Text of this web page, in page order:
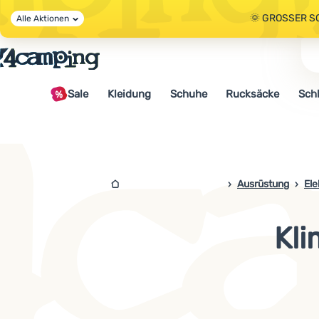
🌞 GROSSER
🤫 - 10 % AUF
🌞 GROSSER
Alle Aktionen
Sale Kleidung Schuhe Rucksäcke
4camping.at
Ausrüstung